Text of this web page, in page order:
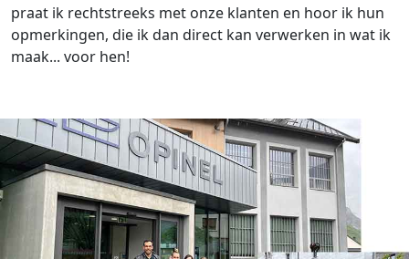
praat ik rechtstreeks met onze klanten en hoor ik hun
opmerkingen, die ik dan direct kan verwerken in wat ik
maak... voor hen!